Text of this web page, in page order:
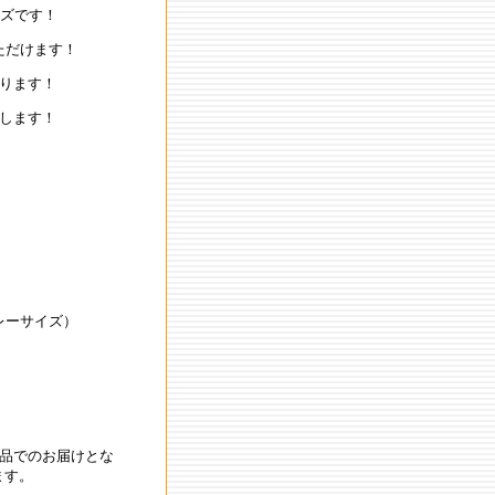
です！
けます！
ます！
ます！
サイズ）
でのお届けとな
。